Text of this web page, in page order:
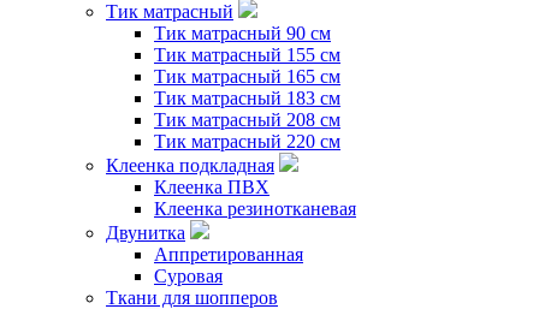
Тик матрасный
Тик матрасный 90 см
Тик матрасный 155 см
Тик матрасный 165 см
Тик матрасный 183 см
Тик матрасный 208 см
Тик матрасный 220 см
Клеенка подкладная
Клеенка ПВХ
Клеенка резинотканевая
Двунитка
Аппретированная
Суровая
Ткани для шопперов